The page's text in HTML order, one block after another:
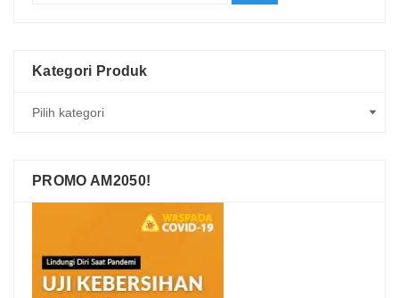
Kategori Produk
PROMO AM2050!